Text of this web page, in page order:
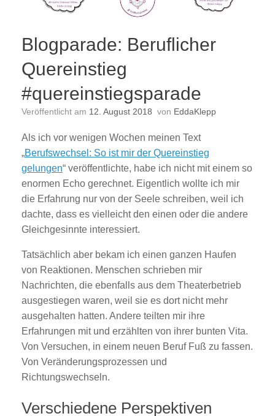
Blogparade: Beruflicher
Quereinstieg
#quereinstiegsparade
Veröffentlicht am 12. August 2018 von EddaKlepp
Als ich vor wenigen Wochen meinen Text
„Berufswechsel: So ist mir der Quereinstieg
gelungen“ veröffentlichte, habe ich nicht mit einem so
enormen Echo gerechnet. Eigentlich wollte ich mir
die Erfahrung nur von der Seele schreiben, weil ich
dachte, dass es vielleicht den einen oder die andere
Gleichgesinnte interessiert.
Tatsächlich aber bekam ich einen ganzen Haufen
von Reaktionen. Menschen schrieben mir
Nachrichten, die ebenfalls aus dem Theaterbetrieb
ausgestiegen waren, weil sie es dort nicht mehr
ausgehalten hatten. Andere teilten mir ihre
Erfahrungen mit und erzählten von ihrer bunten Vita.
Von Versuchen, in einem neuen Beruf Fuß zu fassen.
Von Veränderungsprozessen und
Richtungswechseln.
Verschiedene Perspektiven